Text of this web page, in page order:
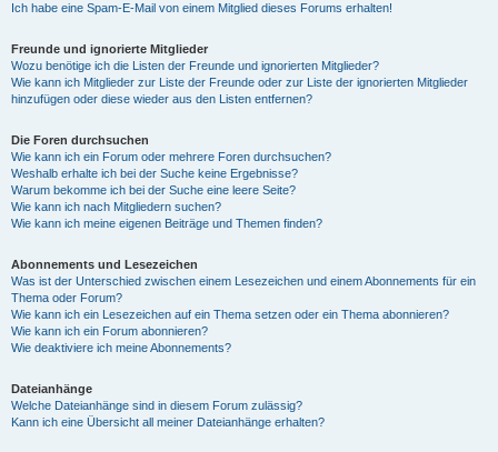
Ich habe eine Spam-E-Mail von einem Mitglied dieses Forums erhalten!
Freunde und ignorierte Mitglieder
Wozu benötige ich die Listen der Freunde und ignorierten Mitglieder?
Wie kann ich Mitglieder zur Liste der Freunde oder zur Liste der ignorierten Mitglieder
hinzufügen oder diese wieder aus den Listen entfernen?
Die Foren durchsuchen
Wie kann ich ein Forum oder mehrere Foren durchsuchen?
Weshalb erhalte ich bei der Suche keine Ergebnisse?
Warum bekomme ich bei der Suche eine leere Seite?
Wie kann ich nach Mitgliedern suchen?
Wie kann ich meine eigenen Beiträge und Themen finden?
Abonnements und Lesezeichen
Was ist der Unterschied zwischen einem Lesezeichen und einem Abonnements für ein
Thema oder Forum?
Wie kann ich ein Lesezeichen auf ein Thema setzen oder ein Thema abonnieren?
Wie kann ich ein Forum abonnieren?
Wie deaktiviere ich meine Abonnements?
Dateianhänge
Welche Dateianhänge sind in diesem Forum zulässig?
Kann ich eine Übersicht all meiner Dateianhänge erhalten?